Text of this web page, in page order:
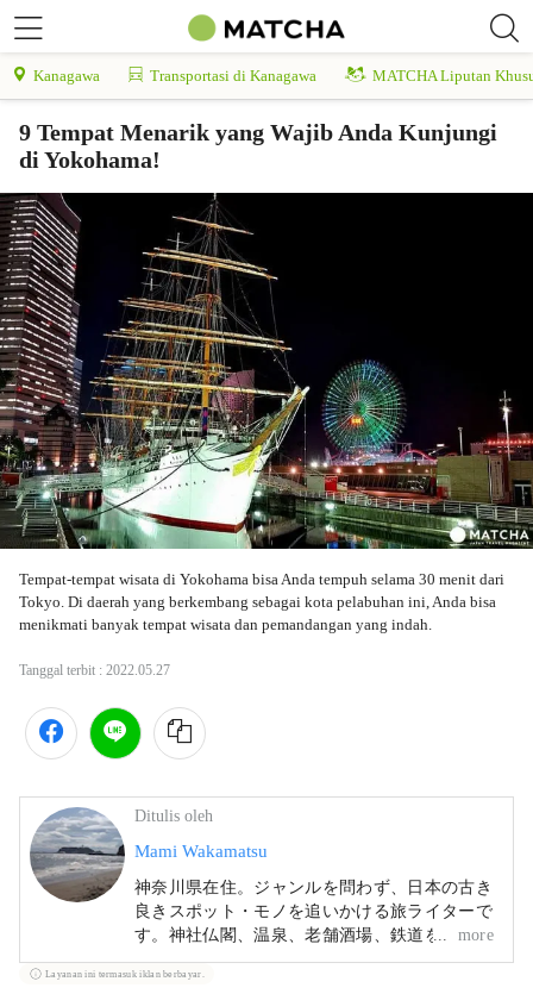
Kanagawa Transportasi di Kanagawa MATCHA Liputan
9 Tempat Menarik yang Wajib Anda Kunjungi
di Yokohama!
Tempat-tempat wisata di Yokohama bisa Anda tempuh selama 30 menit dari
Tokyo. Di daerah yang berkembang sebagai kota pelabuhan ini, Anda bisa
menikmati banyak tempat wisata dan pemandangan yang indah.
Tanggal terbit : 2022.05.27
Ditulis oleh
Mami Wakamatsu
神奈川県在住。ジャンルを問わず、日本の古き
良きスポット・モノを追いかける旅ライターで
す。神社仏閣、温泉、老舗酒場、鉄道をはじめ
とした乗り物、などをテーマに旅を楽しんでい
ます。旅行以外の趣味はお酒を飲むこと、相撲
more
Layanan ini termasuk iklan berbayar.